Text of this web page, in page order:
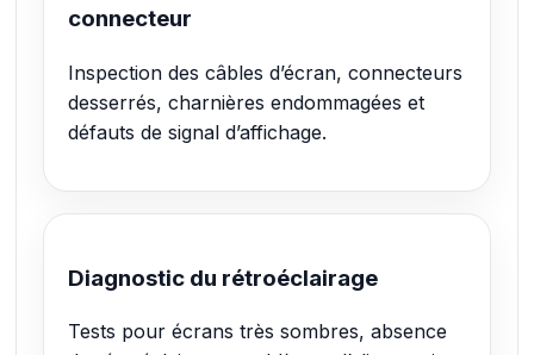
connecteur
Inspection des câbles d’écran, connecteurs
desserrés, charnières endommagées et
défauts de signal d’affichage.
Diagnostic du rétroéclairage
Tests pour écrans très sombres, absence